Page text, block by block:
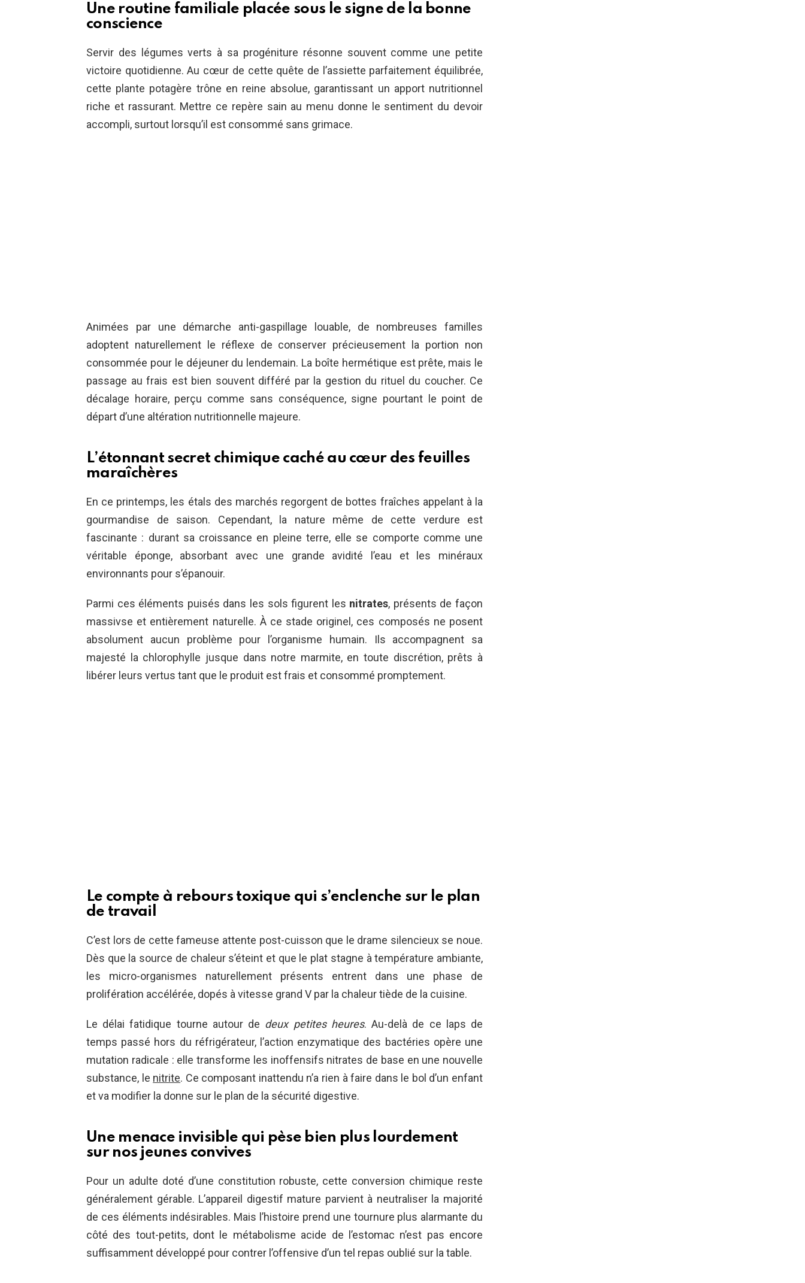
Une routine familiale placée sous le signe de la bonne
conscience
Servir des légumes verts à sa progéniture résonne souvent comme une petite
victoire quotidienne. Au cœur de cette quête de l’assiette parfaitement équilibrée,
cette plante potagère trône en reine absolue, garantissant un apport nutritionnel
riche et rassurant. Mettre ce repère sain au menu donne le sentiment du devoir
accompli, surtout lorsqu’il est consommé sans grimace.
Animées par une démarche anti-gaspillage louable, de nombreuses familles
adoptent naturellement le réflexe de conserver précieusement la portion non
consommée pour le déjeuner du lendemain. La boîte hermétique est prête, mais le
passage au frais est bien souvent différé par la gestion du rituel du coucher. Ce
décalage horaire, perçu comme sans conséquence, signe pourtant le point de
départ d’une altération nutritionnelle majeure.
L’étonnant secret chimique caché au cœur des feuilles
maraîchères
En ce printemps, les étals des marchés regorgent de bottes fraîches appelant à la
gourmandise de saison. Cependant, la nature même de cette verdure est
fascinante : durant sa croissance en pleine terre, elle se comporte comme une
véritable éponge, absorbant avec une grande avidité l’eau et les minéraux
environnants pour s’épanouir.
Parmi ces éléments puisés dans les sols figurent les nitrates, présents de façon
massivse et entièrement naturelle. À ce stade originel, ces composés ne posent
absolument aucun problème pour l’organisme humain. Ils accompagnent sa
majesté la chlorophylle jusque dans notre marmite, en toute discrétion, prêts à
libérer leurs vertus tant que le produit est frais et consommé promptement.
Le compte à rebours toxique qui s’enclenche sur le plan
de travail
C’est lors de cette fameuse attente post-cuisson que le drame silencieux se noue.
Dès que la source de chaleur s’éteint et que le plat stagne à température ambiante,
les micro-organismes naturellement présents entrent dans une phase de
prolifération accélérée, dopés à vitesse grand V par la chaleur tiède de la cuisine.
Le délai fatidique tourne autour de deux petites heures. Au-delà de ce laps de
temps passé hors du réfrigérateur, l’action enzymatique des bactéries opère une
mutation radicale : elle transforme les inoffensifs nitrates de base en une nouvelle
substance, le nitrite. Ce composant inattendu n’a rien à faire dans le bol d’un enfant
et va modifier la donne sur le plan de la sécurité digestive.
Une menace invisible qui pèse bien plus lourdement
sur nos jeunes convives
Pour un adulte doté d’une constitution robuste, cette conversion chimique reste
généralement gérable. L’appareil digestif mature parvient à neutraliser la majorité
de ces éléments indésirables. Mais l’histoire prend une tournure plus alarmante du
côté des tout-petits, dont le métabolisme acide de l’estomac n’est pas encore
suffisamment développé pour contrer l’offensive d’un tel repas oublié sur la table.